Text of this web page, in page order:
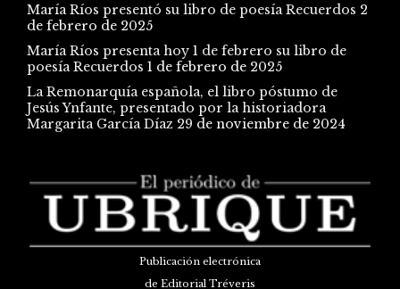
María Ríos presentó su libro de poesía Recuerdos 2
de febrero de 2025
María Ríos presenta hoy 1 de febrero su libro de
poesía Recuerdos 1 de febrero de 2025
La Remonarquía española, el libro póstumo de
Jesús Ynfante, presentado por la historiadora
Margarita García Díaz 29 de noviembre de 2024
Publicación electrónica
de Editorial Tréveris